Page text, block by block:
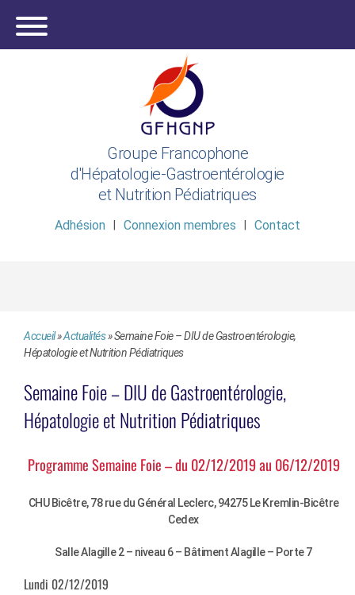
Groupe Francophone
d'Hépatologie-Gastroentérologie
et Nutrition Pédiatriques
Adhésion Connexion membres Contact
Accueil»Actualités»Semaine Foie – DIU de Gastroentérologie,
Hépatologie et Nutrition Pédiatriques
Semaine Foie – DIU de Gastroentérologie,
Hépatologie et Nutrition Pédiatriques
Programme Semaine Foie – du 02/12/2019 au 06/12/2019
CHU Bicêtre, 78 rue du Général Leclerc, 94275 Le Kremlin-Bicêtre
Cedex
Salle Alagille 2 – niveau 6 – Bâtiment Alagille – Porte 7
Lundi 02/12/2019